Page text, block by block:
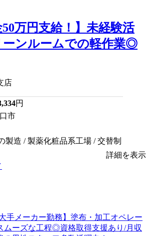
50万円支給！】未経験活
ンルームでの軽作業◎
店
円
市
製造 / 製薬化粧品系工場 / 交替制
詳細を表示